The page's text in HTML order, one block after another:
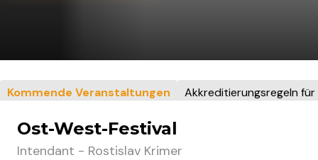
Kommende Veranstaltungen Akkreditierungsregeln
Ost-West-Festival
Intendant - Rostislav Krimer